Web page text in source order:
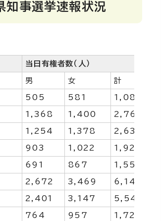
事選挙速報状況
当日有権者数（人）
男 女 計
505 581 1,086
1,368 1,400 2,768
1,254 1,378 2,632
903 1,022 1,925
691 867 1,558
2,672 3,469 6,141
2,401 3,147 5,548
764 957 1,721